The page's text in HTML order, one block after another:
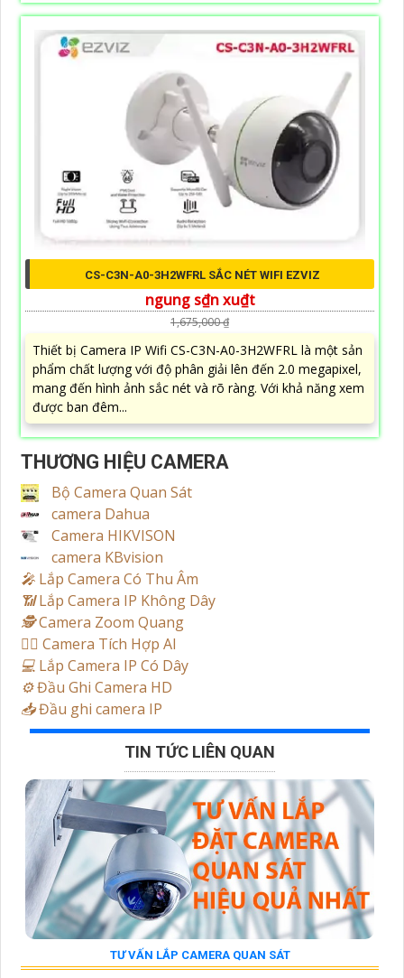
CS-C3N-A0-3H2WFRL SẮC NÉT WIFI EZVIZ
ngung s₫n xu₫t
1,675,000 ₫
Thiết bị Camera IP Wifi CS-C3N-A0-3H2WFRL là một sản
phẩm chất lượng với độ phân giải lên đến 2.0 megapixel,
mang đến hình ảnh sắc nét và rõ ràng. Với khả năng xem
được ban đêm...
THƯƠNG HIỆU CAMERA
Bộ Camera Quan Sát
camera Dahua
Camera HIKVISON
camera KBvision
️🎤️ Lắp Camera Có Thu Âm
📶Lắp Camera IP Không Dây
🕵️Camera Zoom Quang
🧛‍♀️ Camera Tích Hợp AI
💻 Lắp Camera IP Có Dây
⚙️Đầu Ghi Camera HD
📥Đầu ghi camera IP
TIN TỨC LIÊN QUAN
TƯ VẤN LẮP CAMERA QUAN SÁT